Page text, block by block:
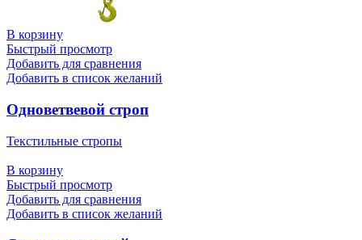
В корзину
Быстрый просмотр
Добавить для сравнения
Добавить в список желаний
Одноветвевой строп
Текстильные стропы
В корзину
Быстрый просмотр
Добавить для сравнения
Добавить в список желаний